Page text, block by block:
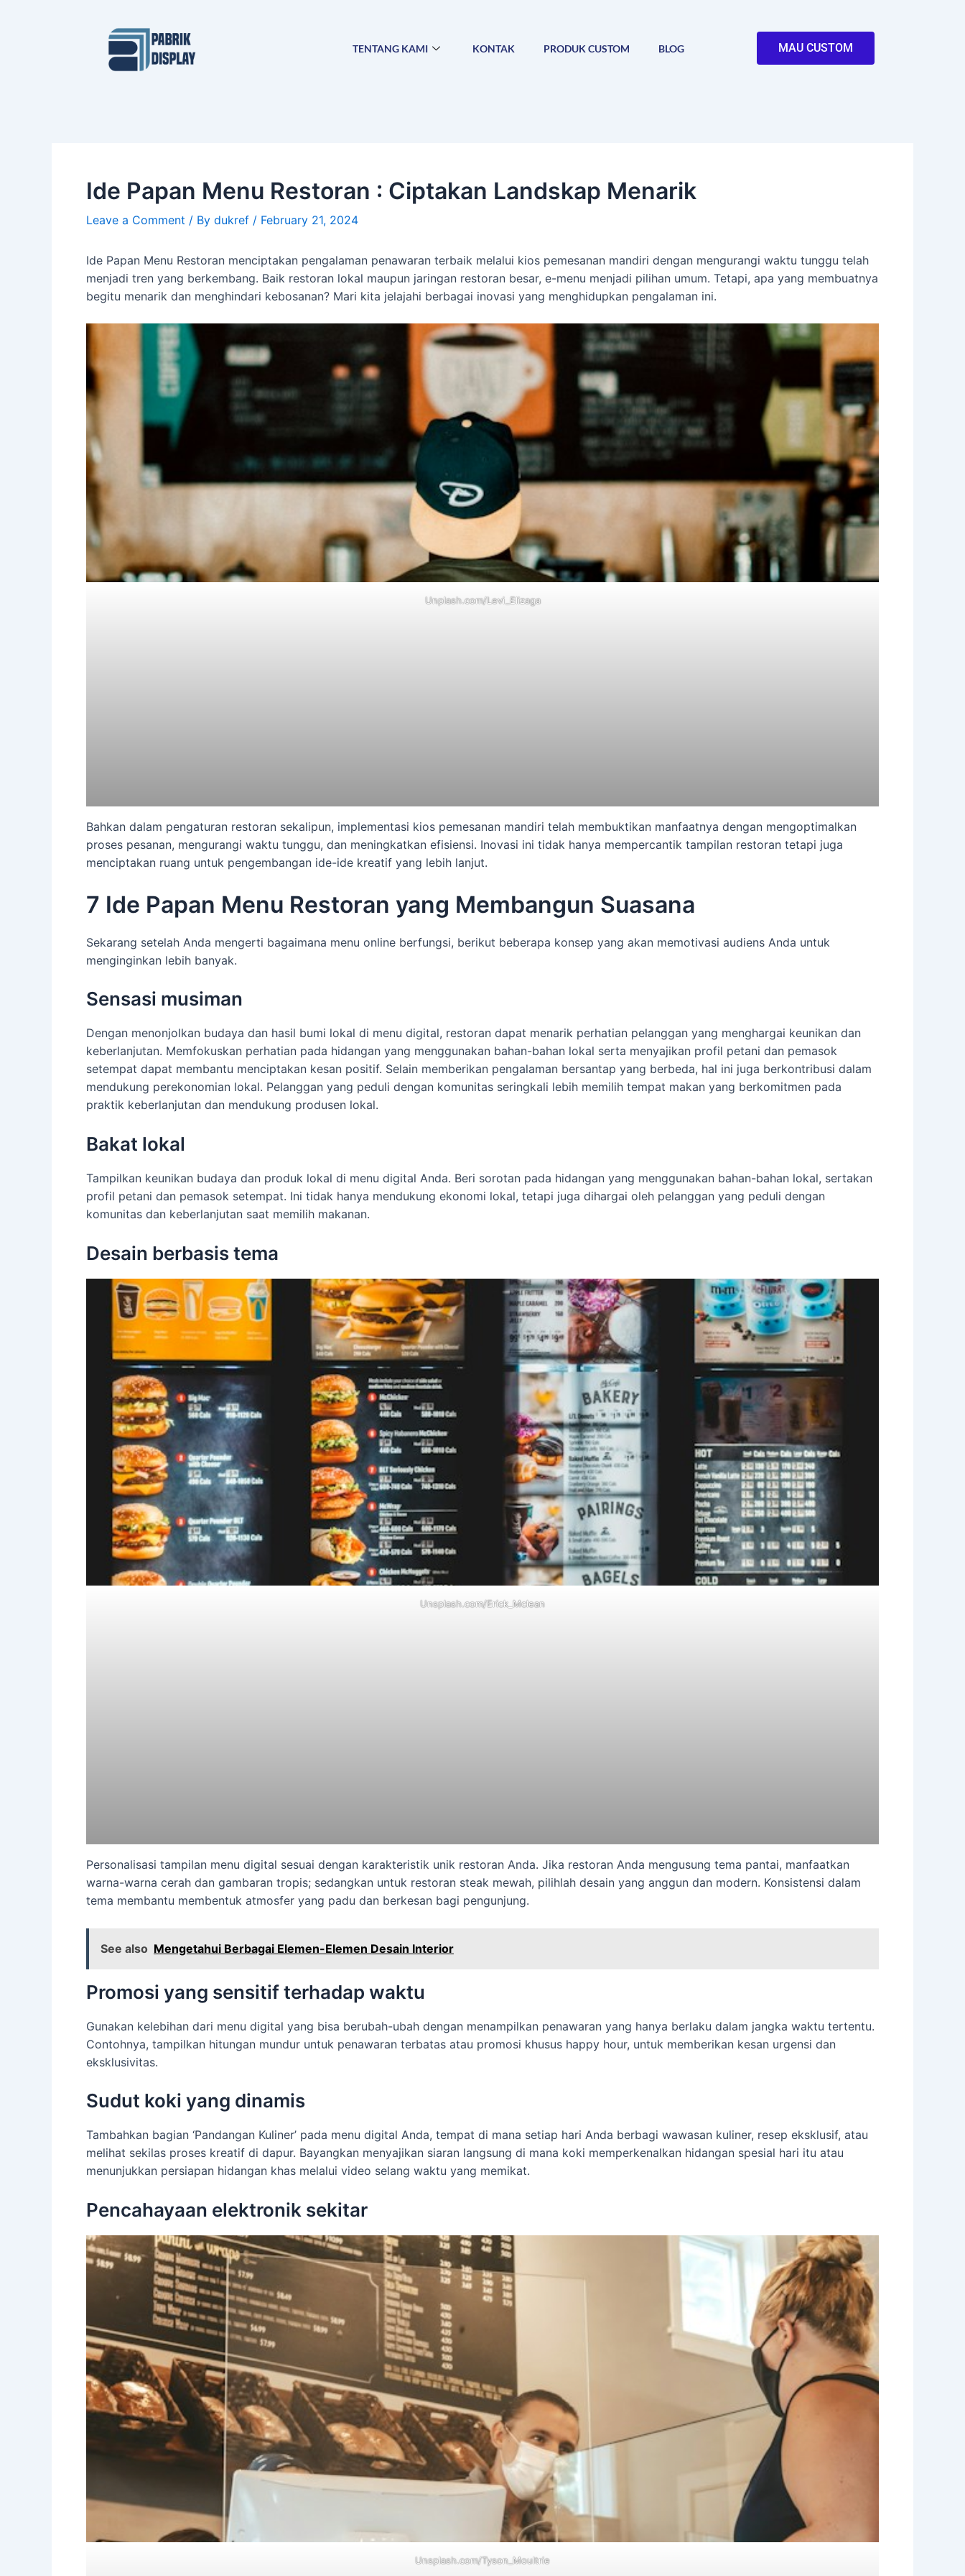
TENTANG KAMI KONTAK PRODUK CUSTOM BLOG MAU CUSTOM
Ide Papan Menu Restoran : Ciptakan Landskap Menarik
Leave a Comment / By dukref / February 21, 2024
Ide Papan Menu Restoran menciptakan pengalaman penawaran terbaik melalui kios pemesanan mandiri dengan mengurangi waktu tunggu telah
menjadi tren yang berkembang. Baik restoran lokal maupun jaringan restoran besar, e-menu menjadi pilihan umum. Tetapi, apa yang membuatnya
begitu menarik dan menghindari kebosanan? Mari kita jelajahi berbagai inovasi yang menghidupkan pengalaman ini.
Unplash.com/Levi_Elizaga
Bahkan dalam pengaturan restoran sekalipun, implementasi kios pemesanan mandiri telah membuktikan manfaatnya dengan mengoptimalkan
proses pesanan, mengurangi waktu tunggu, dan meningkatkan efisiensi. Inovasi ini tidak hanya mempercantik tampilan restoran tetapi juga
menciptakan ruang untuk pengembangan ide-ide kreatif yang lebih lanjut.
7 Ide Papan Menu Restoran yang Membangun Suasana
Sekarang setelah Anda mengerti bagaimana menu online berfungsi, berikut beberapa konsep yang akan memotivasi audiens Anda untuk
menginginkan lebih banyak.
Sensasi musiman
Dengan menonjolkan budaya dan hasil bumi lokal di menu digital, restoran dapat menarik perhatian pelanggan yang menghargai keunikan dan
keberlanjutan. Memfokuskan perhatian pada hidangan yang menggunakan bahan-bahan lokal serta menyajikan profil petani dan pemasok
setempat dapat membantu menciptakan kesan positif. Selain memberikan pengalaman bersantap yang berbeda, hal ini juga berkontribusi dalam
mendukung perekonomian lokal. Pelanggan yang peduli dengan komunitas seringkali lebih memilih tempat makan yang berkomitmen pada
praktik keberlanjutan dan mendukung produsen lokal.
Bakat lokal
Tampilkan keunikan budaya dan produk lokal di menu digital Anda. Beri sorotan pada hidangan yang menggunakan bahan-bahan lokal, sertakan
profil petani dan pemasok setempat. Ini tidak hanya mendukung ekonomi lokal, tetapi juga dihargai oleh pelanggan yang peduli dengan
komunitas dan keberlanjutan saat memilih makanan.
Desain berbasis tema
Unsplash.com/Erick_Mclean
Personalisasi tampilan menu digital sesuai dengan karakteristik unik restoran Anda. Jika restoran Anda mengusung tema pantai, manfaatkan
warna-warna cerah dan gambaran tropis; sedangkan untuk restoran steak mewah, pilihlah desain yang anggun dan modern. Konsistensi dalam
tema membantu membentuk atmosfer yang padu dan berkesan bagi pengunjung.
See also Mengetahui Berbagai Elemen-Elemen Desain Interior
Promosi yang sensitif terhadap waktu
Gunakan kelebihan dari menu digital yang bisa berubah-ubah dengan menampilkan penawaran yang hanya berlaku dalam jangka waktu tertentu.
Contohnya, tampilkan hitungan mundur untuk penawaran terbatas atau promosi khusus happy hour, untuk memberikan kesan urgensi dan
eksklusivitas.
Sudut koki yang dinamis
Tambahkan bagian ‘Pandangan Kuliner’ pada menu digital Anda, tempat di mana setiap hari Anda berbagi wawasan kuliner, resep eksklusif, atau
melihat sekilas proses kreatif di dapur. Bayangkan menyajikan siaran langsung di mana koki memperkenalkan hidangan spesial hari itu atau
menunjukkan persiapan hidangan khas melalui video selang waktu yang memikat.
Pencahayaan elektronik sekitar
Unsplash.com/Tyson_Moultrie
navigation